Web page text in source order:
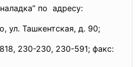
по адресу:
ул. Ташкентская, д. 90;
230-230, 230-591; факс: